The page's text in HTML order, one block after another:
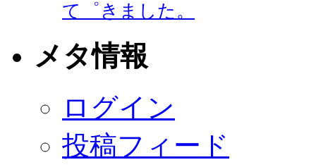
て゜きました。
メタ情報
ログイン
投稿フィード